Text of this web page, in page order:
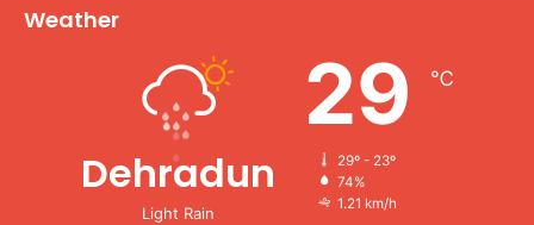
Weather
Dehradun
Light Rain
29 ℃
29º - 23º
74%
1.21 km/h